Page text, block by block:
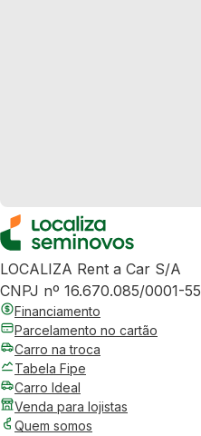
LOCALIZA Rent a Car S/A
CNPJ nº 16.670.085/0001-55
Financiamento
Parcelamento no cartão
Carro na troca
Tabela Fipe
Carro Ideal
Venda para lojistas
Quem somos